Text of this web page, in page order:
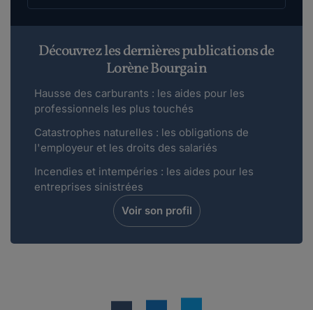
Découvrez les dernières publications de
Lorène Bourgain
Hausse des carburants : les aides pour les
professionnels les plus touchés
Catastrophes naturelles : les obligations de
l'employeur et les droits des salariés
Incendies et intempéries : les aides pour les
entreprises sinistrées
Voir son profil